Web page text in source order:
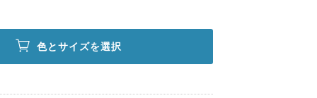
色とサイズを選択